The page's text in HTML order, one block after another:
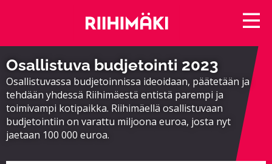
Osallistuva budjetointi 2023
Osallistuvassa budjetoinnissa ideoidaan, päätetään ja
tehdään yhdessä Riihimäestä entistä parempi ja
toimivampi kotipaikka. Riihimäellä osallistuvaan
budjetointiin on varattu miljoona euroa, josta nyt
jaetaan 100 000 euroa.